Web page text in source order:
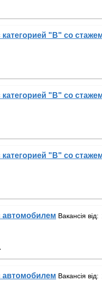
категорией "В" со
категорией "В" со
категорией "В" со
автомобилем Вакансія від:
автомобилем Вакансія від: